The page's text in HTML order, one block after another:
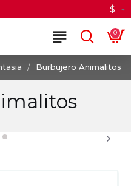
$
0
Burbujero Animalitos